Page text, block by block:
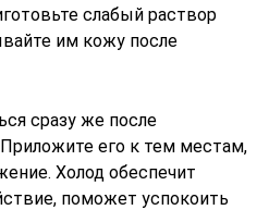
слабый раствор
им кожу после
сразу же после
его к тем местам,
Холод обеспечит
поможет успокоить